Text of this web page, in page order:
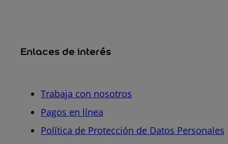
Enlaces de interés
Trabaja con nosotros
Pagos en línea
Política de Protección de Datos Personales